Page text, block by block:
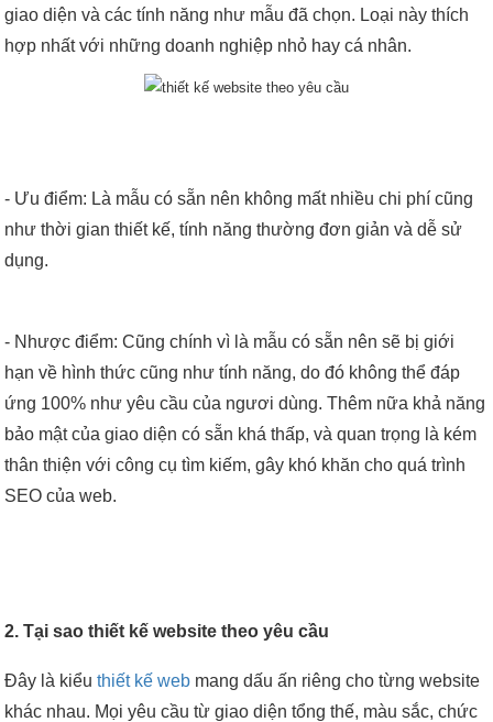
giao diện và các tính năng như mẫu đã chọn. Loại này thích
hợp nhất với những doanh nghiệp nhỏ hay cá nhân.
- Ưu điểm: Là mẫu có sẵn nên không mất nhiều chi phí cũng
như thời gian thiết kế, tính năng thường đơn giản và dễ sử
dụng.
- Nhược điểm: Cũng chính vì là mẫu có sẵn nên sẽ bị giới
hạn về hình thức cũng như tính năng, do đó không thể đáp
ứng 100% như yêu cầu của ngươi dùng. Thêm nữa khả năng
bảo mật của giao diện có sẵn khá thấp, và quan trọng là kém
thân thiện với công cụ tìm kiếm, gây khó khăn cho quá trình
SEO của web.
2. Tại sao thiết kế website theo yêu cầu
Đây là kiểuthiết kế web mang dấu ấn riêng cho từng website
khác nhau. Mọi yêu cầu từ giao diện tổng thế, màu sắc, chức